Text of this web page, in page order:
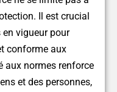
Il est crucial
vigueur pour
conforme aux
aux normes renforce
et des personnes,